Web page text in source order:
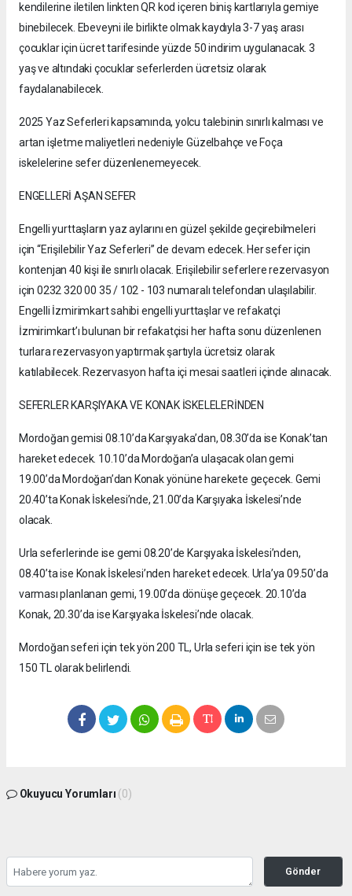
kendilerine iletilen linkten QR kod içeren biniş kartlarıyla gemiye
binebilecek. Ebeveyni ile birlikte olmak kaydıyla 3-7 yaş arası
çocuklar için ücret tarifesinde yüzde 50 indirim uygulanacak. 3
yaş ve altındaki çocuklar seferlerden ücretsiz olarak
faydalanabilecek.
2025 Yaz Seferleri kapsamında, yolcu talebinin sınırlı kalması ve
artan işletme maliyetleri nedeniyle Güzelbahçe ve Foça
iskelelerine sefer düzenlenemeyecek.
ENGELLERİ AŞAN SEFER
Engelli yurttaşların yaz aylarını en güzel şekilde geçirebilmeleri
için “Erişilebilir Yaz Seferleri” de devam edecek. Her sefer için
kontenjan 40 kişi ile sınırlı olacak. Erişilebilir seferlere rezervasyon
için 0232 320 00 35 / 102 - 103 numaralı telefondan ulaşılabilir.
Engelli İzmirimkart sahibi engelli yurttaşlar ve refakatçi
İzmirimkart’ı bulunan bir refakatçisi her hafta sonu düzenlenen
turlara rezervasyon yaptırmak şartıyla ücretsiz olarak
katılabilecek. Rezervasyon hafta içi mesai saatleri içinde alınacak.
SEFERLER KARŞIYAKA VE KONAK İSKELELERİNDEN
Mordoğan gemisi 08.10’da Karşıyaka’dan, 08.30’da ise Konak’tan
hareket edecek. 10.10’da Mordoğan’a ulaşacak olan gemi
19.00’da Mordoğan’dan Konak yönüne harekete geçecek. Gemi
20.40’ta Konak İskelesi’nde, 21.00’da Karşıyaka İskelesi’nde
olacak.
Urla seferlerinde ise gemi 08.20’de Karşıyaka İskelesi’nden,
08.40’ta ise Konak İskelesi’nden hareket edecek. Urla’ya 09.50’da
varması planlanan gemi, 19.00’da dönüşe geçecek. 20.10’da
Konak, 20.30’da ise Karşıyaka İskelesi’nde olacak.
Mordoğan seferi için tek yön 200 TL, Urla seferi için ise tek yön
150 TL olarak belirlendi.
Okuyucu Yorumları (0)
Gönder